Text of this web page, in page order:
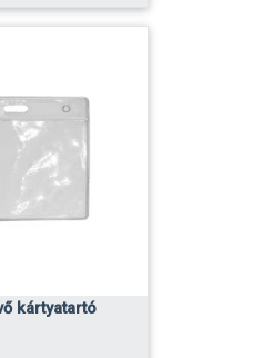
kártyatartó